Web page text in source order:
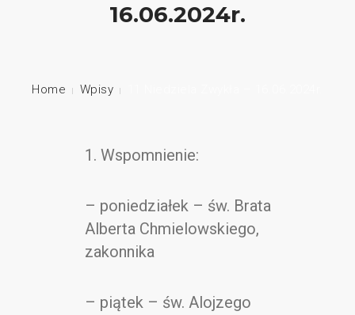
16.06.2024r.
Home Wpisy
1. Wspomnienie:
– poniedziałek – św. Brata
Alberta Chmielowskiego,
zakonnika
– piątek – św. Alojzego